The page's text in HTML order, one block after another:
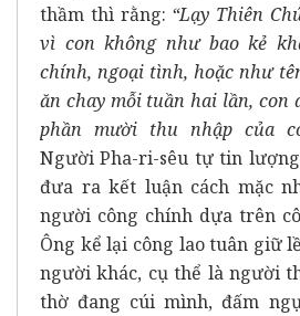
thầm thì rằng: “Lạy Thiên
vì con không như bao kẻ
chính, ngoại tình, hoặc như
ăn chay mỗi tuần hai lần, con
phần mười thu nhập của
Người Pha-ri-sêu tự tin
đưa ra kết luận cách mặc
người công chính dựa trên
Ông kể lại công lao tuân giữ
người khác, cụ thể là người
thờ đang cúi mình, đấm